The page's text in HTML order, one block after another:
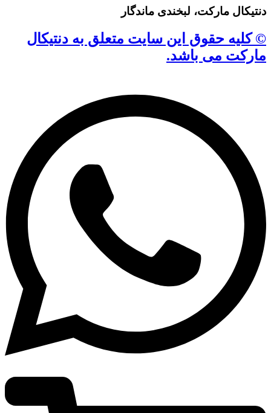
دنتیکال مارکت، لبخندی ماندگار
© کلیه حقوق این سایت متعلق به دنتیکال
مارکت می باشد.